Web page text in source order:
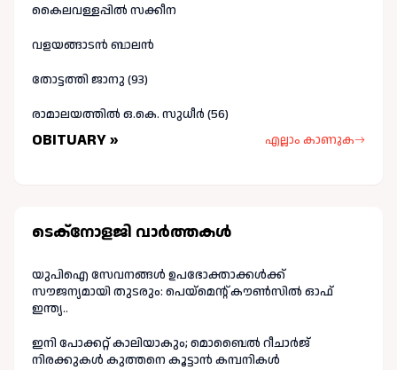
കൈലവള്ളപ്പിൽ സക്കീന
വളയങ്ങാടൻ ബാലൻ
തോട്ടത്തി ജാനു (93)
രാമാലയത്തിൽ ഒ.കെ. സുധീർ (56)
OBITUARY » എല്ലാം കാണുക
ടെക്നോളജി വാർത്തകള്‍
യുപിഐ സേവനങ്ങൾ ഉപഭോക്താക്കൾക്ക്
സൗജന്യമായി തുടരും: പെയ്മെന്റ് കൗൺസിൽ ഓഫ്
ഇന്ത്യ..
ഇനി പോക്കറ്റ് കാലിയാകും; മൊബൈൽ റീചാർജ്
നിരക്കുകൾ കുത്തനെ കൂട്ടാൻ കമ്പനികൾ